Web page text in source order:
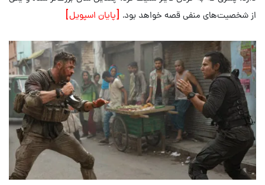
از شخصیت‌های منفی قصه خواهد بود.
[پایان اسپویل]